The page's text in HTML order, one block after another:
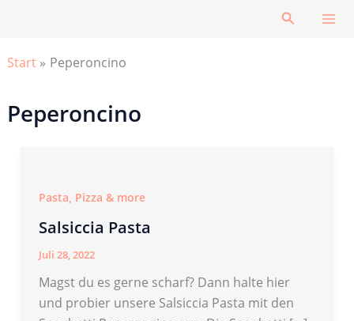
Suchen
Start Peperoncino
Peperoncino
Pasta, Pizza & more
Salsiccia Pasta
Juli 28, 2022
Magst du es gerne scharf? Dann halte hier
und probier unsere Salsiccia Pasta mit den